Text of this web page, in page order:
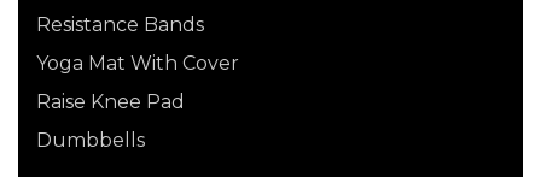
Resistance Bands
Yoga Mat With Cover
Raise Knee Pad
Dumbbells